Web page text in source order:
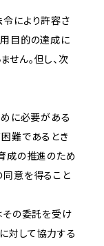
令により許容さ
用目的の達成に
ん。但し、次
めに必要がある
難であるとき
成の推進のため
同意を得ること
その委託を受け
対して協力する